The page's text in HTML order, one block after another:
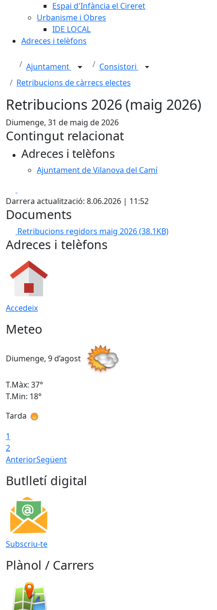
Espai d'Infància el Cireret
Urbanisme i Obres
IDE LOCAL
Adreces i telèfons
Ajuntament
Consistori
Retribucions de càrrecs electes
Retribucions 2026 (maig 2026)
Diumenge, 31 de maig de 2026
Contingut relacionat
Adreces i telèfons
Ajuntament de Vilanova del Camí
Darrera actualització: 8.06.2026 | 11:52
Documents
Retribucions regidors maig 2026(38.1KB)
Adreces i telèfons
Accedeix
Meteo
Diumenge, 9 d’agost
T.Màx: 37°
T.Min: 18°
Tarda
1
2
AnteriorSegüent
Butlletí digital
Subscriu-te
Plànol / Carrers